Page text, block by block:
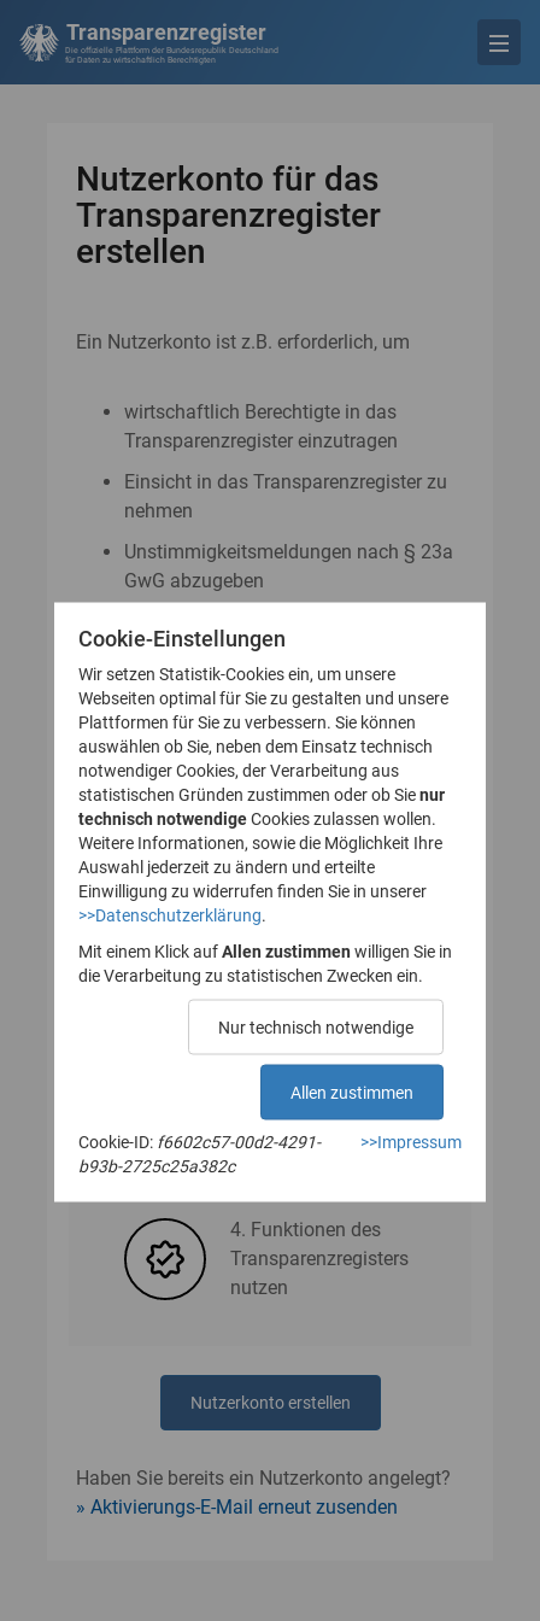
Transparenzregister
Die offizielle Plattform der Bundesrepublik Deutschland
für Daten zu wirtschaftlich Berechtigten
Nutzerkonto für das
Transparenzregister
erstellen
Ein Nutzerkonto ist z.B. erforderlich, um
wirtschaftlich Berechtigte in das
Transparenzregister einzutragen
Einsicht in das Transparenzregister zu
nehmen
Unstimmigkeitsmeldungen nach § 23a
GwG abzugeben
GwG zu stellen
So legen Sie Ihr Nutzerkonto für
das Transparenzregister an
(Registrierung):
1. Nutzerkonto erstellen
des Nutzerkontos
bestätigen
3. Nutzerdaten angeben
4. Funktionen des
Transparenzregisters
nutzen
Nutzerkonto erstellen
Haben Sie bereits ein Nutzerkonto angelegt?
Aktivierungs-E-Mail erneut zusenden
Cookie-Einstellungen
Wir setzen Statistik-Cookies ein, um unsere
Webseiten optimal für Sie zu gestalten und unsere
Plattformen für Sie zu verbessern. Sie können
auswählen ob Sie, neben dem Einsatz technisch
notwendiger Cookies, der Verarbeitung aus
statistischen Gründen zustimmen oder ob Sienur
technisch notwendigeCookies zulassen wollen.
Weitere Informationen, sowie die Möglichkeit Ihre
Auswahl jederzeit zu ändern und erteilte
Einwilligung zu widerrufen finden Sie in unserer
>>Datenschutzerklärung
Mit einem Klick auf Allen zustimmen willigen Sie in
die Verarbeitung zu statistischen Zwecken ein.
Nur technisch notwendige
Allen zustimmen
Cookie-ID: f6602c57-00d2-4291-
b93b-2725c25a382c
>>Impressum